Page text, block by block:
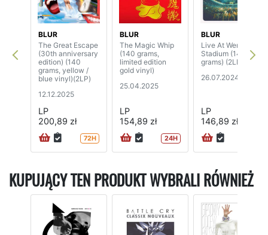
BLUR
The Great Escape
(30th anniversary
edition) (140
grams, yellow /
blue vinyl)(2LP)
12.12.2025
LP
200,89 zł
72H
BLUR
The Magic Whip
(140 grams,
limited edition
gold vinyl)
25.04.2025
LP
154,89 zł
24H
BLUR
Live At Wembley
Stadium (140
grams) (2LP)
26.07.2024
LP
146,89 zł
KUPUJĄCY TEN PRODUKT WYBRALI RÓWNIEŻ